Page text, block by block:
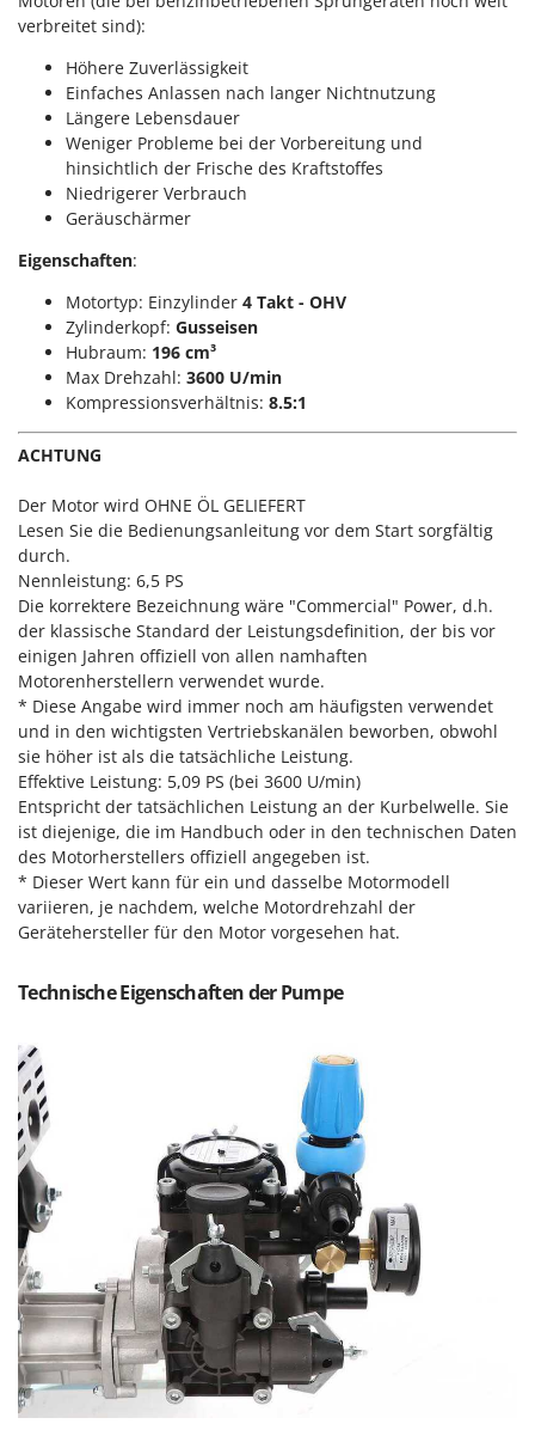
Rührtöpfe mit Elektrischem Rührwerk
Rupfmaschinen
Sämaschinen und Düngerstreuer
Scheibenpflüge
Schneefräsen
Schneeräumer
Schrotmühlen - elektrisch
Schwader für Traktoren
Schweißgeräte
Seilwinden - Motorseilwinden
Sichelmähwerke für Traktoren
Sichelmulcher für Traktoren
Sortierer für Oliven
Sprühgeräte für Pflanzenbehandlung
Stäubegeräte für Traktor
Staubsauger - Elektrobesen
T
Teppichreiniger und Teppichbodenreiniger
Thermische und mechanische Unkrautbrenner
Tomatenpressen
Tragbare Powerstationen
Traktor-Heckenscheren mit Ausleger
U
Umfüllpumpen
Umkehrfräsen
V
Vakuumiergeräte
Vogelscheuchen - Vogelabwehr
W
Wasserpumpen
Wasserpumpen für Traktoren
Wein- und Obstpressen
Wein- und Ölschichtenfilter
Weitere Produkte
Wiesenwalzen für Traktor
Wippsägen
Wurstfüller
GreenBay
Greenworks
GRIFO
GVS
GYS
Helvi
Henx
HiKOKI
Honda
I
Idromatic
Imperia
Infaco
Intec
Intex
Iseki
Italyco
ITM
J JOLLY ITALIA
K
KAAZ
Karcher
Kasco
Kemper
L
Lampacrescia - MGM
Landxcape
LAR Casalinghi
Lavor
Linea VZ
verbreitet sind):
Höhere Zuverlässigkeit
Einfaches Anlassen nach langer Nichtnutzung
Längere Lebensdauer
Weniger Probleme bei der Vorbereitung und
hinsichtlich der Frische des Kraftstoffes
Niedrigerer Verbrauch
Geräuschärmer
Eigenschaften:
Motortyp: Einzylinder 4 Takt - OHV
Zylinderkopf: Gusseisen
Hubraum: 196 cm³
Max Drehzahl: 3600 U/min
Kompressionsverhältnis: 8.5:1
ACHTUNG
Der Motor wird OHNE ÖL GELIEFERT
Lesen Sie die Bedienungsanleitung vor dem Start sorgfältig
durch.
Nennleistung: 6,5 PS
Die korrektere Bezeichnung wäre "Commercial" Power, d.h.
der klassische Standard der Leistungsdefinition, der bis vor
einigen Jahren offiziell von allen namhaften
Motorenherstellern verwendet wurde.
* Diese Angabe wird immer noch am häufigsten verwendet
und in den wichtigsten Vertriebskanälen beworben, obwohl
sie höher ist als die tatsächliche Leistung.
Effektive Leistung: 5,09 PS (bei 3600 U/min)
Entspricht der tatsächlichen Leistung an der Kurbelwelle. Sie
ist diejenige, die im Handbuch oder in den technischen Daten
des Motorherstellers offiziell angegeben ist.
* Dieser Wert kann für ein und dasselbe Motormodell
variieren, je nachdem, welche Motordrehzahl der
Gerätehersteller für den Motor vorgesehen hat.
Technische Eigenschaften der Pumpe